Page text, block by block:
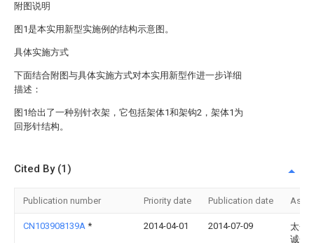
附图说明
图1是本实用新型实施例的结构示意图。
具体实施方式
下面结合附图与具体实施方式对本实用新型作进一步详细
描述：
图1给出了一种别针衣架，它包括架体1和架钩2，架体1为
回形针结构。
Cited By (1)
Publication number Priority date Publication date
CN103908139A * 2014-04-01 2014-07-09
太仓
诚金